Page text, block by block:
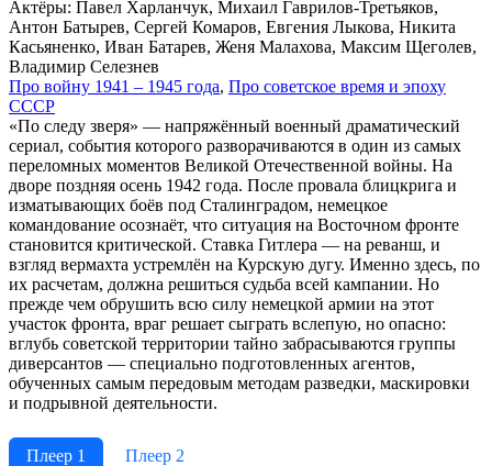
Ак­тё­ры: Павел Харланчук, Михаил Гаврилов-Третьяков,
Антон Батырев, Сергей Комаров, Евгения Лыкова, Никита
Касьяненко, Иван Батарев, Женя Малахова, Максим Щеголев,
Владимир Селезнев
Про вой­ну 1941 – 1945 го­да, Про со­вет­ское вре­мя и эпо­ху
СССР
«По следу зверя» — напряжённый военный драматический
сериал, события которого разворачиваются в один из самых
переломных моментов Великой Отечественной войны. На
дворе поздняя осень 1942 года. После провала блицкрига и
изматывающих боёв под Сталинградом, немецкое
командование осознаёт, что ситуация на Восточном фронте
становится критической. Ставка Гитлера — на реванш, и
взгляд вермахта устремлён на Курскую дугу. Именно здесь, по
их расчетам, должна решиться судьба всей кампании. Но
прежде чем обрушить всю силу немецкой армии на этот
участок фронта, враг решает сыграть вслепую, но опасно:
вглубь советской территории тайно забрасываются группы
диверсантов — специально подготовленных агентов,
обученных самым передовым методам разведки, маскировки
и подрывной деятельности.
Плеер 1
Плеер 2